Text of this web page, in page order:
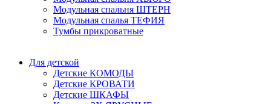
Модульная спальня ШТЕРН
Модульная спалья ТЕФИЯ
Тумбы прикроватные
Для детской
Детские КОМОДЫ
Детские КРОВАТИ
Детские ШКАФЫ